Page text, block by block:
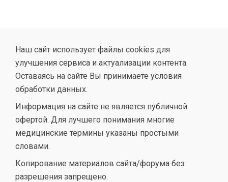
Наш сайт использует файлы cookies для
улучшения сервиса и актуализации контента.
Оставаясь на сайте Вы принимаете условия
обработки данных.
Информация на сайте не является публичной
офертой. Для лучшего понимания многие
медицинские термины указаны простыми
словами.
Копирование материалов сайта/форума без
разрешения запрещено.